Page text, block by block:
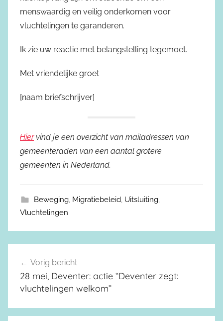
menswaardig en veilig onderkomen voor
vluchtelingen te garanderen.
Ik zie uw reactie met belangstelling tegemoet.
Met vriendelijke groet
[naam briefschrijver]
Hiervind je een overzicht van mailadressen van
gemeenteraden van een aantal grotere
gemeenten in Nederland.
Beweging, Migratiebeleid, Uitsluiting,
Vluchtelingen
Berichtnavigatie
Vorig bericht
28 mei, Deventer: actie “Deventer zegt:
vluchtelingen welkom”